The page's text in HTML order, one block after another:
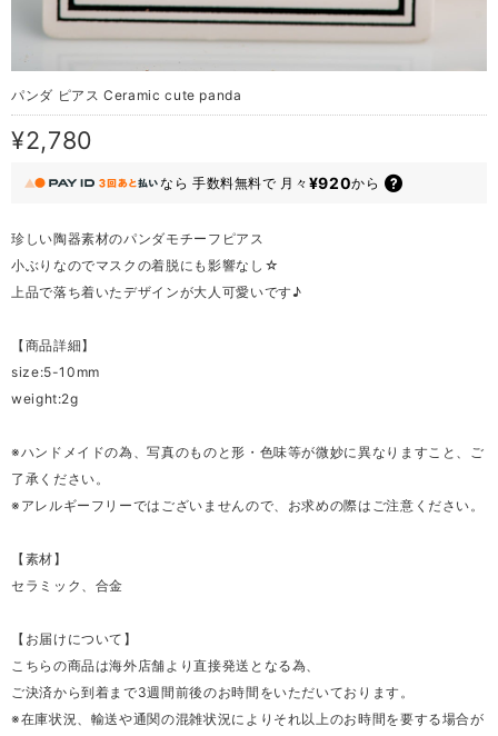
パンダ ピアス Ceramic cute panda
¥2,780
なら 手数料無料で 月々 ¥920から
珍しい陶器素材のパンダモチーフピアス
小ぶりなのでマスクの着脱にも影響なし☆
上品で落ち着いたデザインが大人可愛いです♪
【商品詳細】
size:5-10mm
weight:2g
※ハンドメイドの為、写真のものと形・色味等が微妙に異なりますこと、ご
了承ください。
※アレルギーフリーではございませんので、お求めの際はご注意ください。
【素材】
セラミック、合金
【お届けについて】
こちらの商品は海外店舗より直接発送となる為、
ご決済から到着まで3週間前後のお時間をいただいております。
※在庫状況、輸送や通関の混雑状況によりそれ以上のお時間を要する場合が